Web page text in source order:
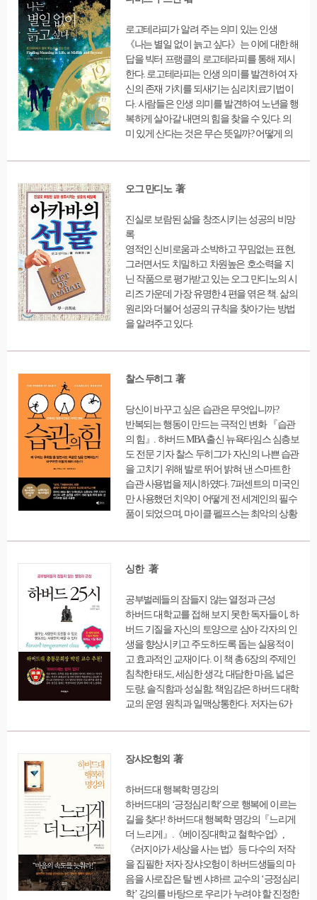
로고테라피가 알려 주는 의미 있는 인생
《나는 별일 없이 늙고 싶다》는 이에 대한 해
답을 빅터 프랭클의 로고테라피를 통해 제시
한다. 로고테라피는 인생 의미를 발견하여 자
신의 존재 가치를 되새기는 심리치료기법이
다. 사람들은 인생 의미를 발견하여 노년을 행
복하게 살아갈 내면의 힘을 찾을 수 있다. 의
미 있게 산다는 것은 무슨 뜻일까? 어떻게 의
생의 의미’가 무엇인지 설명하고, 우리 앞에
립하도록 돕는 것이다. 저자는 실제 치료 사례
야에서 인생의 의미를 찾는다. 중년기 이후의
일반 독자들뿐만 아니라 그들의 가족, 친구,
노인 관련 분야 종사자와 학생들에게 지적 흥
미를 돋우고 실용적 지침을 제시한다.
오그 만디노 著
진실로 보람된 삶을 창조시키는 성공의 비망
록
영적인 신비로움과 소박하고 꾸밈없는 표현,
그러면서도 치밀하고 차원높은 호소력을 지
닌 작품으로 평가받고 있는 오그 만디노의 시
리즈 가운데 가장 유명한 4 편을 엮은 책. 삶의
원리와 더불어 성공의 규칙을 찾아가는 방법
을 알려주고 있다.
찰스 두히그 著
당신이 바꾸고 싶은 습관은 무엇입니까?
반복되는 행동이 만드는 극적인 변화 『습관
의 힘』. 하버드 MBA 출신 뉴욕타임스 심층보
도 전문 기자 찰스 두히그가 자신의 나쁜 습관
을 고치기 위해 발로 뛰어 밝혀 낸 스마트한
습관 사용법을 제시하였다. 7퍼센트의 미국인
만 사용했던 치약이 어떻게 전 세계인의 필수
품이 되었으며, 마이클 펠프스는 최악의 상황
스타벅스는 어떻게 말썽꾸러기 직원을 1년 만
례를 통해 좀처럼 변하지 않는 자신과 세상을
한다.
싱한 著
공부벌레들의 잠들지 않는 열정과 근성
하버드 대학교를 접해 보지 못한 독자들이, 하
버드 기질을 자신의 토양으로 삼아 각자의 인
생을 향상시키고 주도하도록 돕는 실용적이
고 효과적인 교재이다. 이 책 총 6장의 주제인
침착한 태도, 세심한 생각, 대담한 마음, 넓은
도량, 솔직함과 성실함, 책임감은 하버드 대학
교의 운영 원칙과 일맥상통한다. 저자는 6가
독자들이 흥미롭게 집중할 수 있도록 했다.
장샤오헝외 著
하버드대 행복학 명강의
하버드대의 ‘긍정심리학’으로 행복에 이르는
길을 찾다! 하버드대 행복학 명강의『느리게
더 느리게』.《베이징대학교 철학수업》,
《러지아가 세상을 사는 법》등 다수의 저작
을 집필한 저자 장샤오헝이 하버드생들의 마
음을 사로잡은 탈 벤 샤하르 교수의 ‘긍정심리
학’ 강의를 바탕으로 우리가 누려야 할 진정한